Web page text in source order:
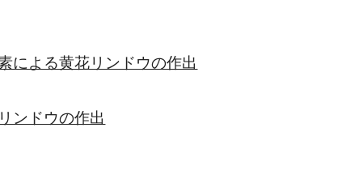
による黄花リンドウの作出
ンドウの作出